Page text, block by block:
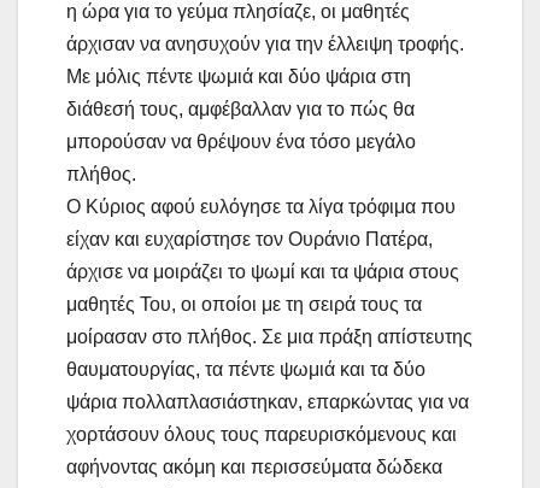
η ώρα για το γεύμα πλησίαζε, οι μαθητές
άρχισαν να ανησυχούν για την έλλειψη τροφής.
Με μόλις πέντε ψωμιά και δύο ψάρια στη
διάθεσή τους, αμφέβαλλαν για το πώς θα
μπορούσαν να θρέψουν ένα τόσο μεγάλο
πλήθος.
Ο Κύριος αφού ευλόγησε τα λίγα τρόφιμα που
είχαν και ευχαρίστησε τον Ουράνιο Πατέρα,
άρχισε να μοιράζει το ψωμί και τα ψάρια στους
μαθητές Του, οι οποίοι με τη σειρά τους τα
μοίρασαν στο πλήθος. Σε μια πράξη απίστευτης
θαυματουργίας, τα πέντε ψωμιά και τα δύο
ψάρια πολλαπλασιάστηκαν, επαρκώντας για να
χορτάσουν όλους τους παρευρισκόμενους και
αφήνοντας ακόμη και περισσεύματα δώδεκα